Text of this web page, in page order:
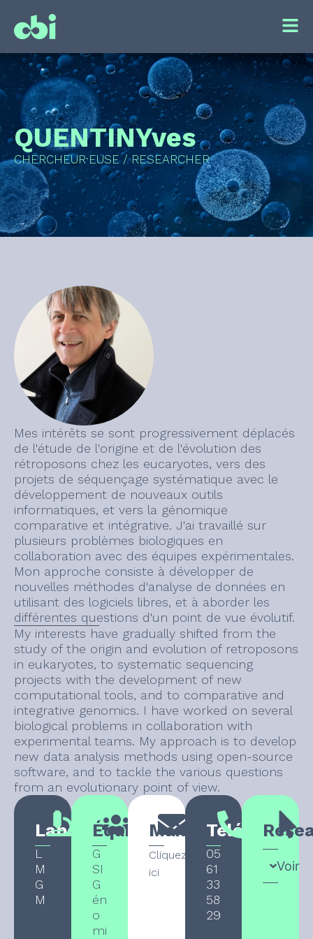
QUENTINYves
CHERCHEUR·EUSE / RESEARCHER
Laboratoire
L
M
G
M
Équipe
G
SI
G
én
o
mi
Mail
Cliquez
ici
Téléphone
05
61
33
58
29
Voir
Mes intérêts se sont progressivement déplacés
de l'étude de l'origine et de l'évolution des
rétroposons chez les eucaryotes, vers des
projets de séquençage systématique avec le
développement de nouveaux outils
informatiques, et vers la génomique
comparative et intégrative. J'ai travaillé sur
plusieurs problèmes biologiques en
collaboration avec des équipes expérimentales.
Mon approche consiste à développer de
nouvelles méthodes d'analyse de données en
utilisant des logiciels libres, et à aborder les
différentes questions d'un point de vue évolutif.
My interests have gradually shifted from the
study of the origin and evolution of retroposons
in eukaryotes, to systematic sequencing
projects with the development of new
computational tools, and to comparative and
integrative genomics. I have worked on several
biological problems in collaboration with
experimental teams. My approach is to develop
new data analysis methods using open-source
software, and to tackle the various questions
from an evolutionary point of view.